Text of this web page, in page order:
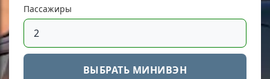
Пассажиры
ВЫБРАТЬ МИНИВЭН